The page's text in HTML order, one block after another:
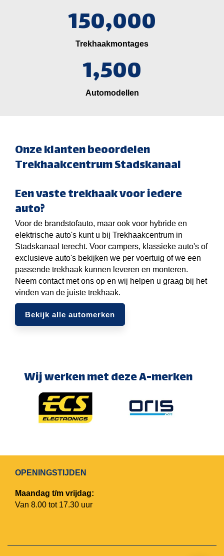
150,000
Trekhaakmontages
1,500
Automodellen
Onze klanten beoordelen
Trekhaakcentrum Stadskanaal
Een vaste trekhaak voor iedere
auto?
Voor de brandstofauto, maar ook voor hybride en
elektrische auto's kunt u bij Trekhaakcentrum in
Stadskanaal terecht. Voor campers, klassieke auto's of
exclusieve auto's bekijken we per voertuig of we een
passende trekhaak kunnen leveren en monteren.
Neem contact met ons op en wij helpen u graag bij het
vinden van de juiste trekhaak.
Bekijk alle automerken
Wij werken met deze A-merken
OPENINGSTIJDEN
Maandag t/m vrijdag:
Van 8.00 tot 17.30 uur